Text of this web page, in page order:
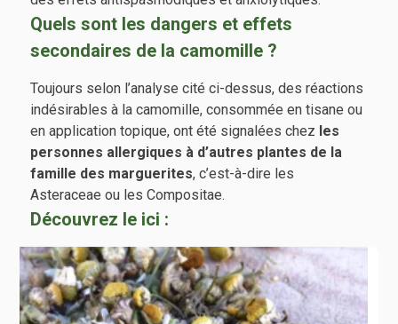
Quels sont les dangers et effets
secondaires de la camomille ?
Toujours selon l’analyse cité ci-dessus, des réactions
indésirables à la camomille, consommée en tisane ou
en application topique, ont été signalées chez les
personnes allergiques à d’autres plantes de la
famille des marguerites, c’est-à-dire les
Asteraceae ou les Compositae.
Découvrez le ici :